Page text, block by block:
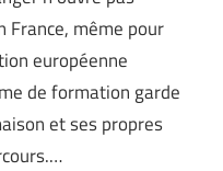
France, même pour
européenne
de formation garde
et ses propres